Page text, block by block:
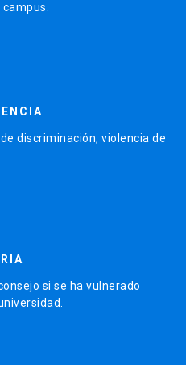
discriminación, violencia de
si se ha vulnerado